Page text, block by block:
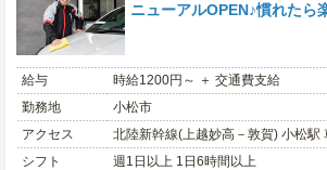
ニューアルOPEN♪慣れたら
給与
時給1200円～ ＋ 交通費支給
勤務地
小松市
アクセス
北陸新幹線(上越妙高－敦賀) 小松駅
シフト
週1日以上 1日6時間以上